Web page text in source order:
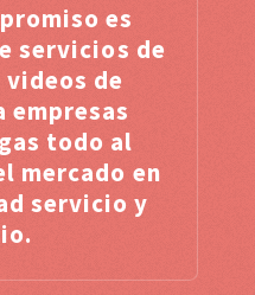
es
servicios de
de
empresas
todo al
mercado en
servicio y